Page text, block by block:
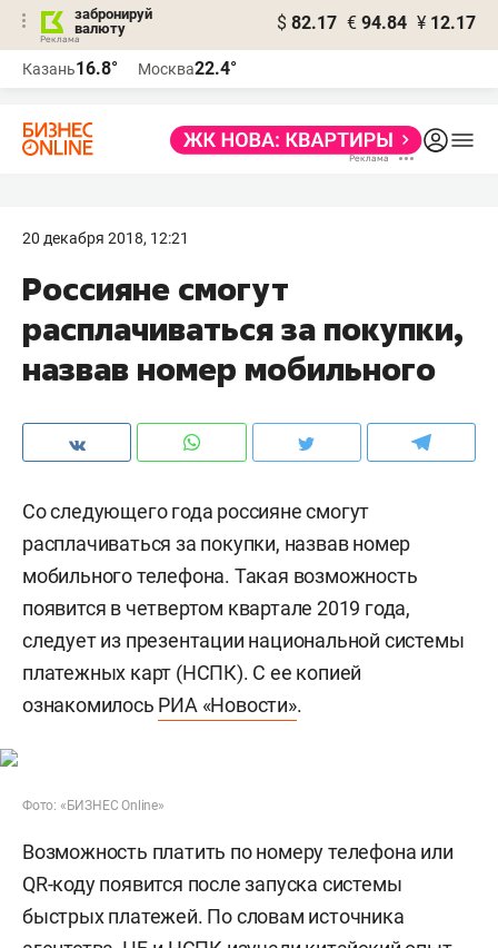
забронируй
валюту
$ 82.17 € 94.84 ¥ 12.17
Казань16.8° Москва22.4°
20 декабря 2018, 12:21
Россияне смогут
расплачиваться за покупки,
назвав номер мобильного​
Со следующего года россияне смогут
расплачиваться за покупки, назвав номер
мобильного телефона. Такая возможность
появится в четвертом квартале 2019 года,
следует из презентации национальной системы
платежных карт (НСПК). С ее копией
ознакомилось РИА «Новости».
Фото: «БИЗНЕС Online»
Возможность платить по номеру телефона или
QR-коду появится после запуска системы
быстрых платежей. По словам источника